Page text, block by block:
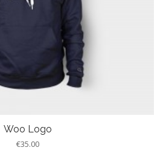
Woo Logo
€35.00